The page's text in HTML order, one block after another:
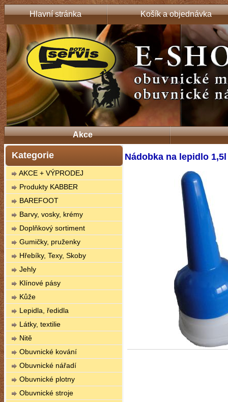
Hlavní stránka Košík a objednávka
Akce
Kategorie
AKCE + VÝPRODEJ
Produkty KABBER
BAREFOOT
Barvy, vosky, krémy
Doplňkový sortiment
Gumičky, pruženky
Hřebíky, Texy, Skoby
Jehly
Klínové pásy
Kůže
Lepidla, ředidla
Látky, textilie
Nitě
Obuvnické kování
Obuvnické nářadí
Obuvnické plotny
Obuvnické stroje
Nádobka na lepidlo 1,5l